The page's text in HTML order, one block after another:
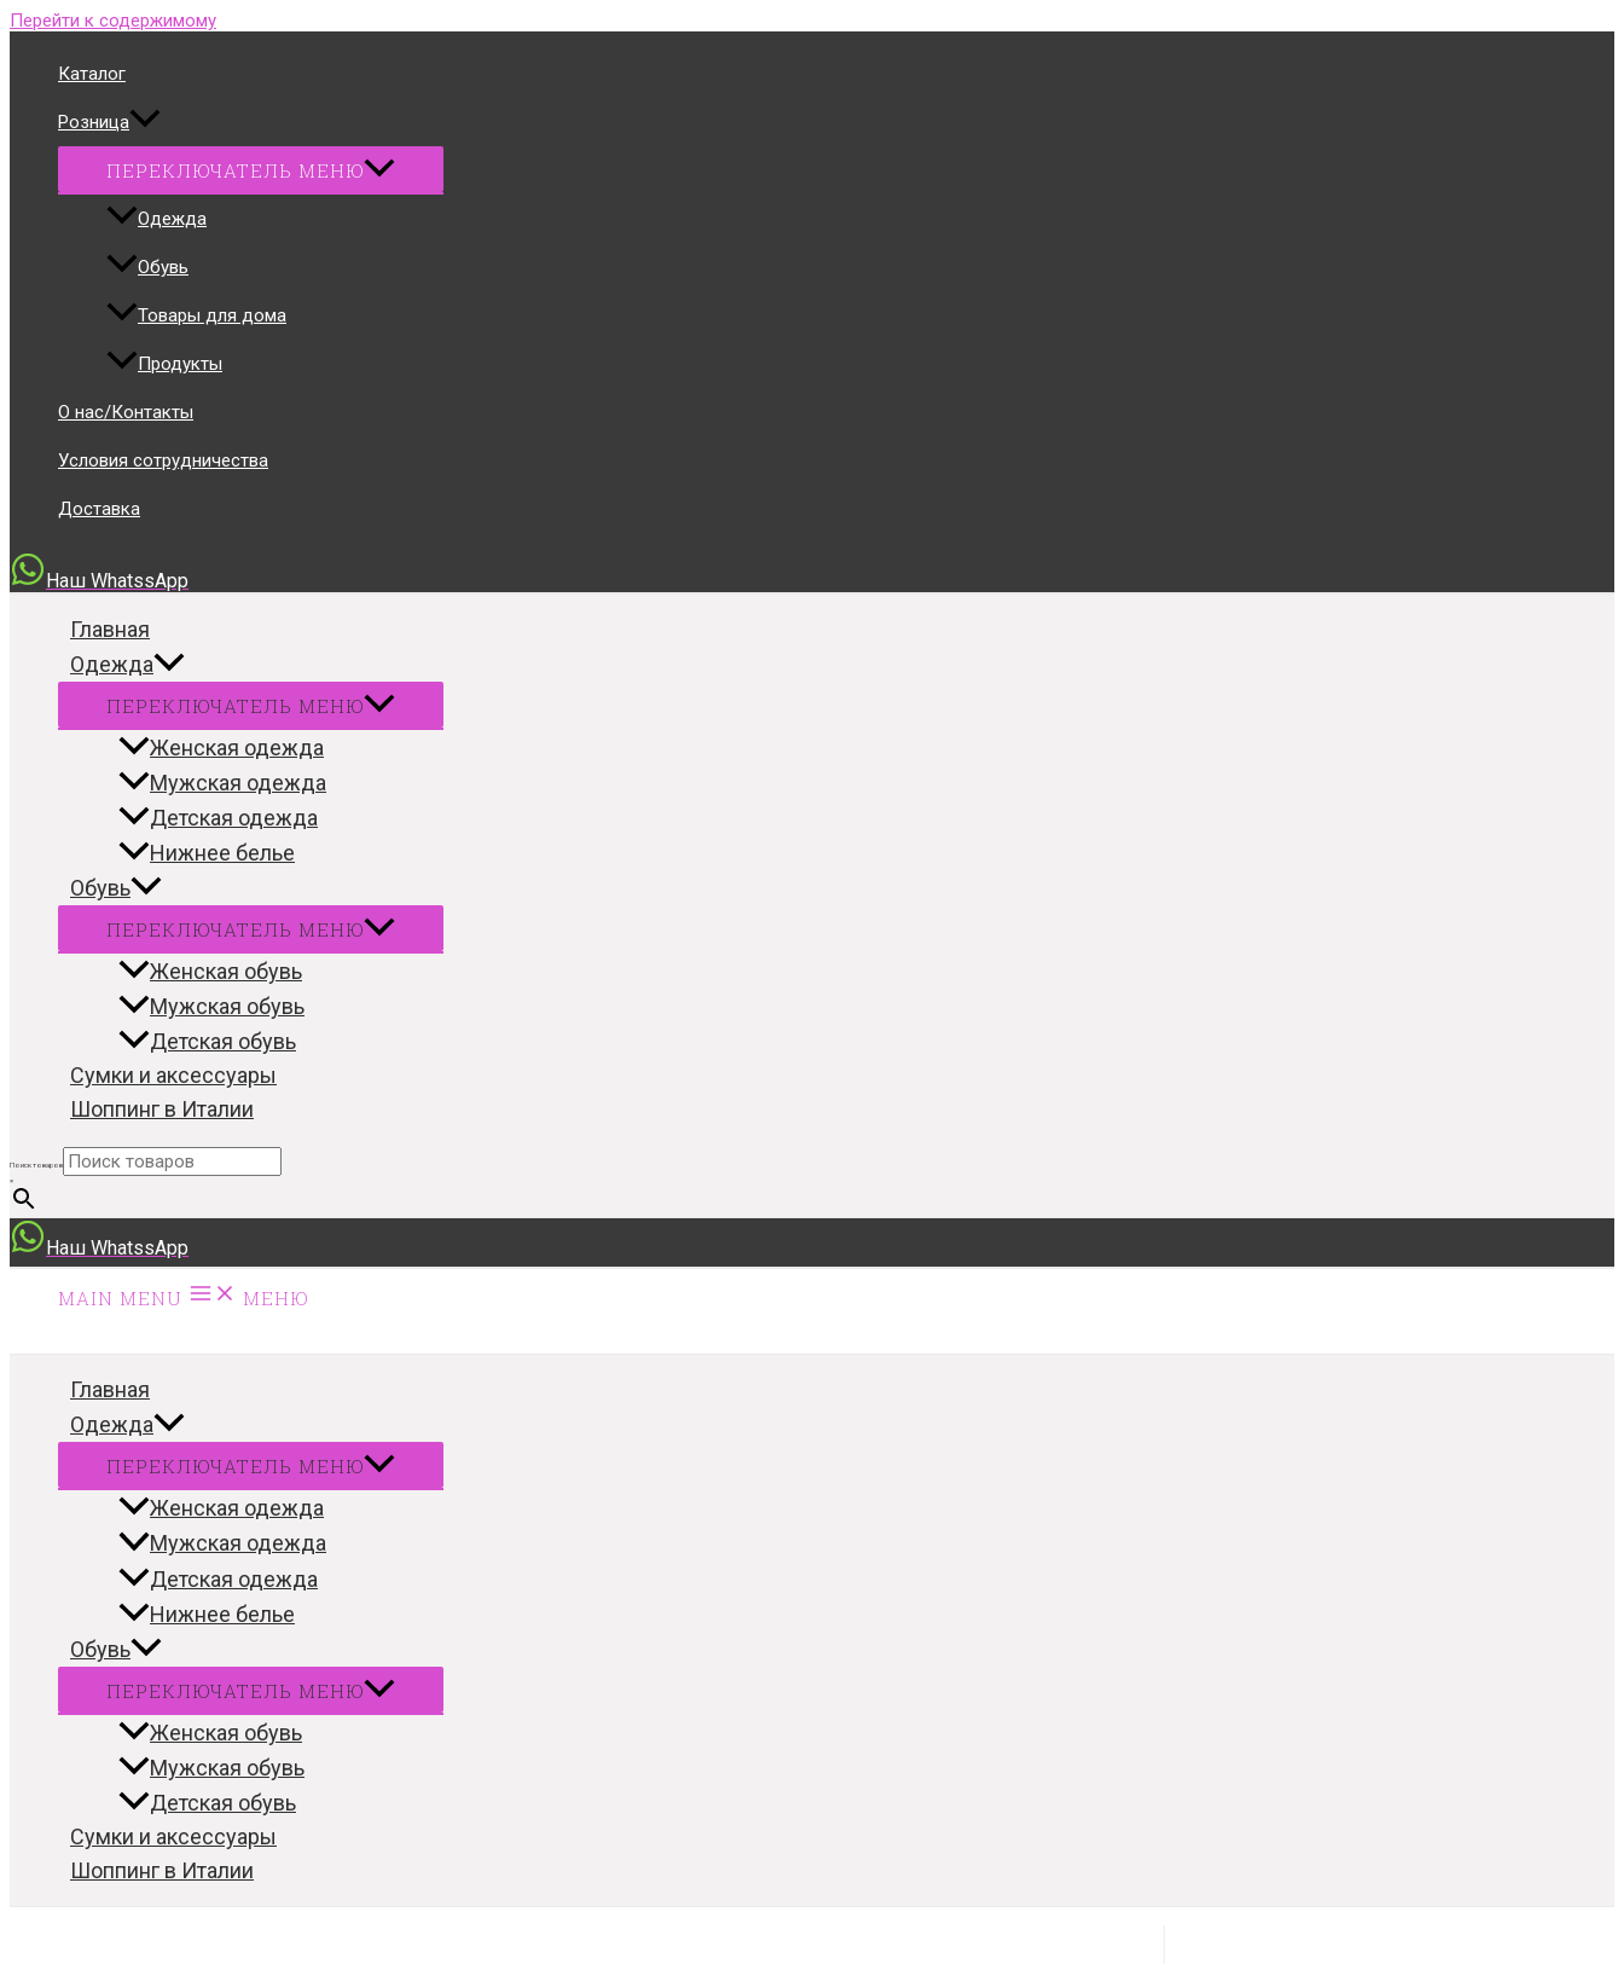
Перейти к содержимому
Каталог
Розница
ПЕРЕКЛЮЧАТЕЛЬ МЕНЮ
Одежда
Обувь
Товары для дома
Продукты
О нас/Контакты
Условия сотрудничества
Доставка
Наш WhatssApp
Главная
Одежда
ПЕРЕКЛЮЧАТЕЛЬ МЕНЮ
Женская одежда
Мужская одежда
Детская одежда
Нижнее белье
Обувь
ПЕРЕКЛЮЧАТЕЛЬ МЕНЮ
Женская обувь
Мужская обувь
Детская обувь
Сумки и аксессуары
Шоппинг в Италии
Поиск товаров
×
Наш WhatssApp
MAIN MENU МЕНЮ
Главная
Одежда
ПЕРЕКЛЮЧАТЕЛЬ МЕНЮ
Женская одежда
Мужская одежда
Детская одежда
Нижнее белье
Обувь
ПЕРЕКЛЮЧАТЕЛЬ МЕНЮ
Женская обувь
Мужская обувь
Детская обувь
Сумки и аксессуары
Шоппинг в Италии